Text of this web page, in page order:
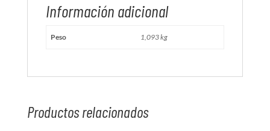
Información adicional
Peso 1,093 kg
Productos relacionados